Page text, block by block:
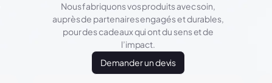
Nous fabriquons vos produits avec soin,
auprès de partenaires engagés et durables,
pour des cadeaux qui ont du sens et de
l’impact.
Demander un devis